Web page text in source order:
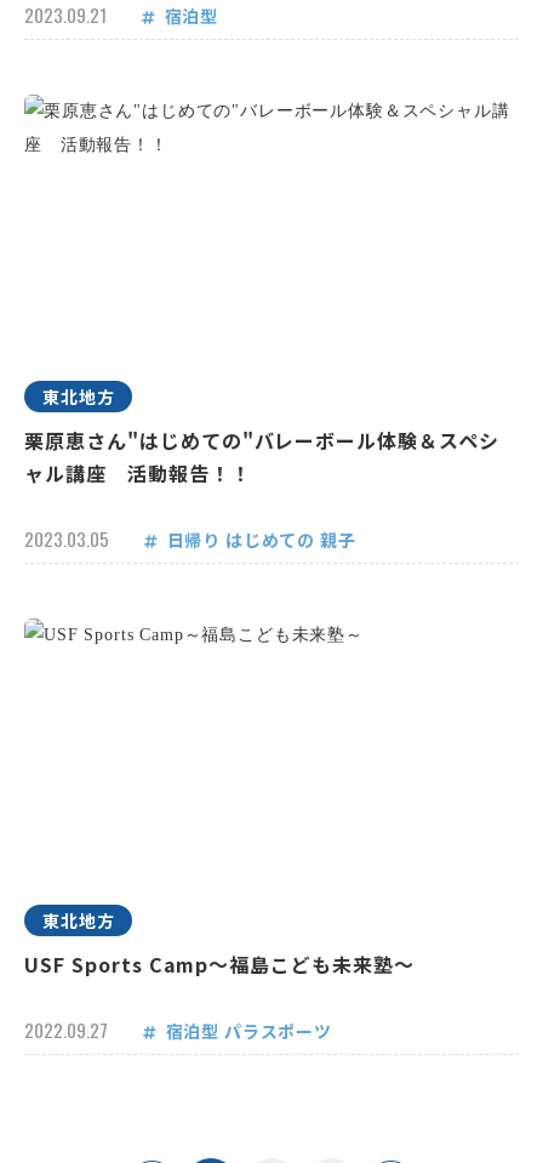
2023.09.21 宿泊型
東北地方
栗原恵さん"はじめての"バレーボール体験＆スペシ
ャル講座 活動報告！！
2023.03.05 日帰り はじめての 親子
東北地方
USF Sports Camp～福島こども未来塾～
2022.09.27 宿泊型 パラスポーツ